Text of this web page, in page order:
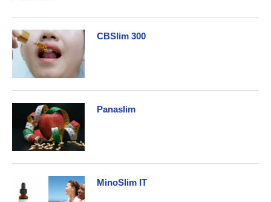
CBSlim 300
Panaslim
MinoSlim IT